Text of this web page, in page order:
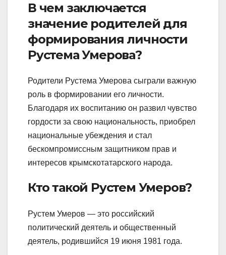
В чем заключается
значение родителей для
формирования личности
Рустема Умерова?
Родители Рустема Умерова сыграли важную
роль в формировании его личности.
Благодаря их воспитанию он развил чувство
гордости за свою национальность, приобрел
национальные убеждения и стал
бескомпромиссным защитником прав и
интересов крымскотатарского народа.
Кто такой Рустем Умеров?
Рустем Умеров — это российский
политический деятель и общественный
деятель, родившийся 19 июня 1981 года.